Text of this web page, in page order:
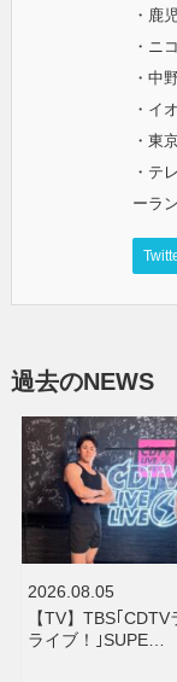
・鹿
・ニ
・中
・イ
・東
・テ
ーラ
過去のNEWS
2026.08.05
【TV】TBS｢CDTV
ライブ！｣SUPE…